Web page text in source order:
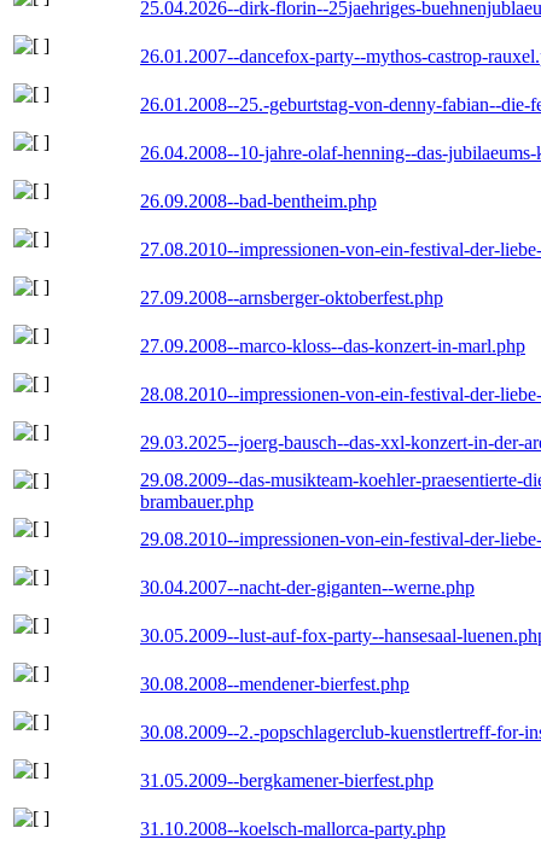
25.04.2026--dirk-florin--25jaehriges-
26.01.2007--dancefox-party--mythos-castrop-
26.01.2008--25.-geburtstag-von-denny-fabian--die-
26.04.2008--10-jahre-olaf-henning--das-
26.09.2008--bad-bentheim.php
27.08.2010--impressionen-von-ein-festival-der-
27.09.2008--arnsberger-oktoberfest.php
27.09.2008--marco-kloss--das-konzert-in-marl.php
28.08.2010--impressionen-von-ein-festival-der-
29.03.2025--joerg-bausch--das-xxl-konzert-in-der-
29.08.2009--das-musikteam-koehler-praesentierte-
brambauer.php
29.08.2010--impressionen-von-ein-festival-der-
30.04.2007--nacht-der-giganten--werne.php
30.05.2009--lust-auf-fox-party--hansesaal-
30.08.2008--mendener-bierfest.php
30.08.2009--2.-popschlagerclub-kuenstlertreff-for-
31.05.2009--bergkamener-bierfest.php
31.10.2008--koelsch-mallorca-party.php